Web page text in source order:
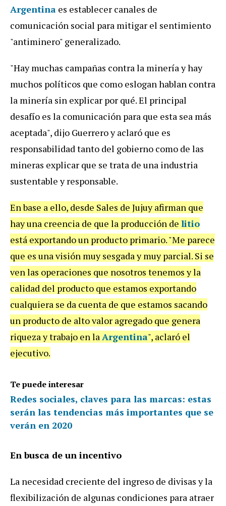
Argentina es establecer canales de
comunicación social para mitigar el sentimiento
"antiminero" generalizado.
"Hay muchas campañas contra la minería y hay
muchos políticos que como eslogan hablan contra
la minería sin explicar por qué. El principal
desafío es la comunicación para que esta sea más
aceptada", dijo Guerrero y aclaró que es
responsabilidad tanto del gobierno como de las
mineras explicar que se trata de una industria
sustentable y responsable.
En base a ello, desde Sales de Jujuy afirman que
hay una creencia de que la producción de litio
está exportando un producto primario. "Me parece
que es una visión muy sesgada y muy parcial. Si se
ven las operaciones que nosotros tenemos y la
calidad del producto que estamos exportando
cualquiera se da cuenta de que estamos sacando
un producto de alto valor agregado que genera
riqueza y trabajo en laArgentina", aclaró el
ejecutivo.
Te puede interesar
Redes sociales, claves para las marcas: estas
serán las tendencias más importantes que se
verán en 2020
En busca de un incentivo
La necesidad creciente del ingreso de divisas y la
flexibilización de algunas condiciones para atraer